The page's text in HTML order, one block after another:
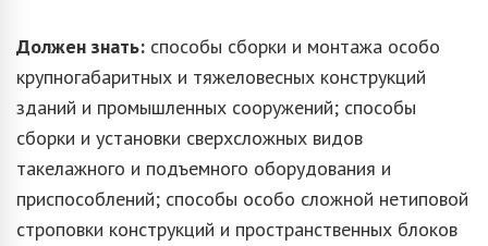
Должен знать: способы сборки и монтажа особо
крупногабаритных и тяжеловесных конструкций
зданий и промышленных сооружений; способы
сборки и установки сверхсложных видов
такелажного и подъемного оборудования и
приспособлений; способы особо сложной нетиповой
строповки конструкций и пространственных блоков